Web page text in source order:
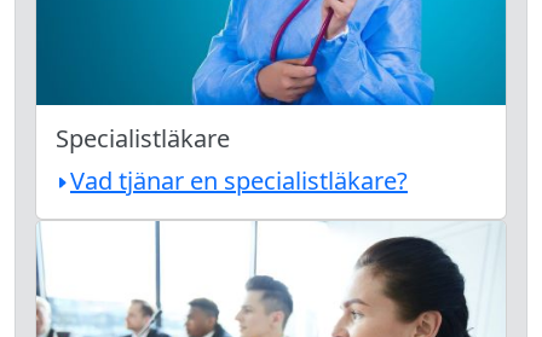
Specialistläkare
Vad tjänar en specialistläkare?